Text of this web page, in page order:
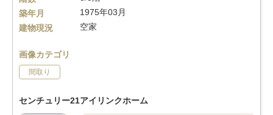
築年月
1975年03月
建物現況
空家
画像カテゴリ
間取り
センチュリー21アイリンクホーム